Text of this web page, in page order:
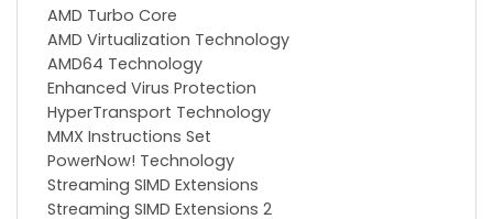
AMD Turbo Core
AMD Virtualization Technology
AMD64 Technology
Enhanced Virus Protection
HyperTransport Technology
MMX Instructions Set
PowerNow! Technology
Streaming SIMD Extensions
Streaming SIMD Extensions 2